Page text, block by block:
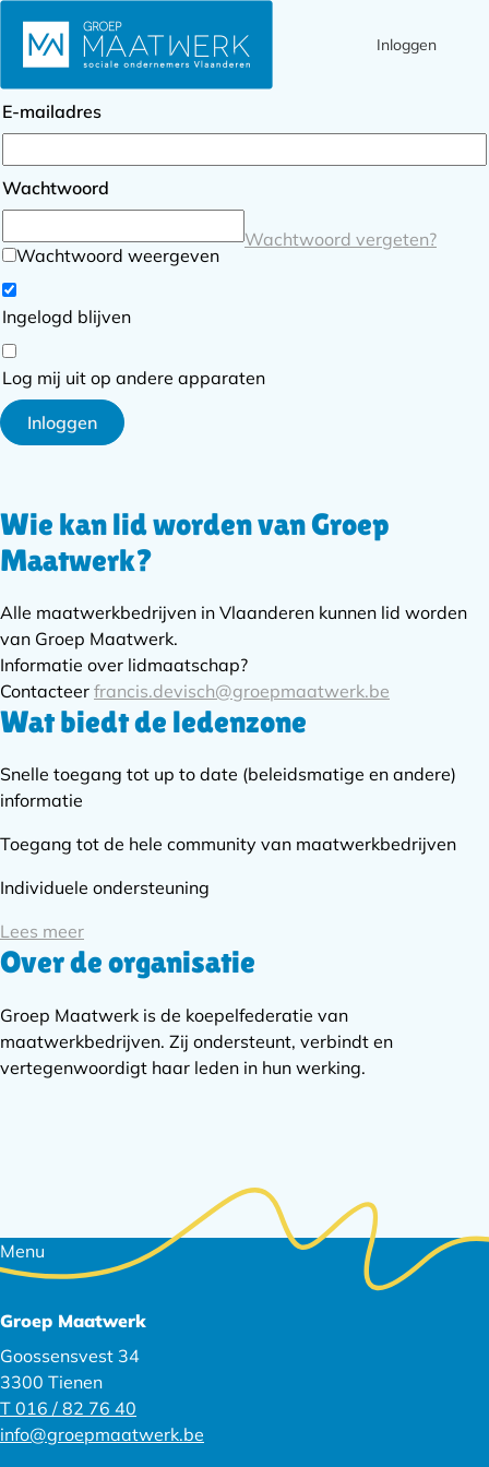
Inloggen
Inloggen
E-mailadres
Wachtwoord
Wachtwoord weergeven
Wachtwoord vergeten?
Ingelogd blijven
Log mij uit op andere apparaten
Inloggen
Subnavigatie
Wie kan lid worden van Groep
Maatwerk?
Alle maatwerkbedrijven in Vlaanderen kunnen lid worden
van Groep Maatwerk.
Informatie over lidmaatschap?
Contacteer francis.devisch@groepmaatwerk.be
Wat biedt de ledenzone
Snelle toegang tot up to date (beleidsmatige en andere)
informatie
Toegang tot de hele community van maatwerkbedrijven
Individuele ondersteuning
Lees meer
Over de organisatie
Groep Maatwerk is de koepelfederatie van
maatwerkbedrijven. Zij ondersteunt, verbindt en
vertegenwoordigt haar leden in hun werking.
Footer
navigatie
Menu
Groep Maatwerk
Goossensvest 34
3300 Tienen
T 016 / 82 76 40
info@groepmaatwerk.be